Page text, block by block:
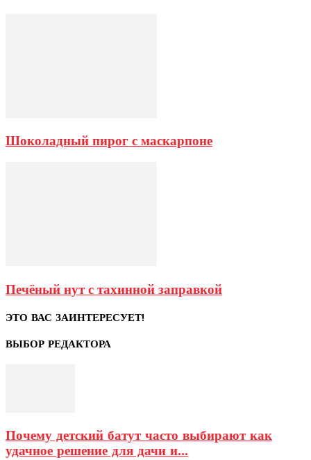
Шоколадный пирог с маскарпоне
Печёный нут с тахинной заправкой
ЭТО ВАС ЗАИНТЕРЕСУЕТ!
ВЫБОР РЕДАКТОРА
Почему детский батут часто выбирают как
удачное решение для дачи и...